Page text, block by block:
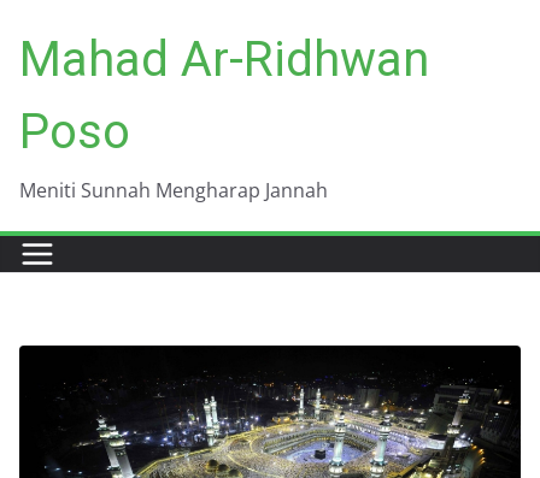
content
Mahad Ar-Ridhwan
Poso
Meniti Sunnah Mengharap Jannah